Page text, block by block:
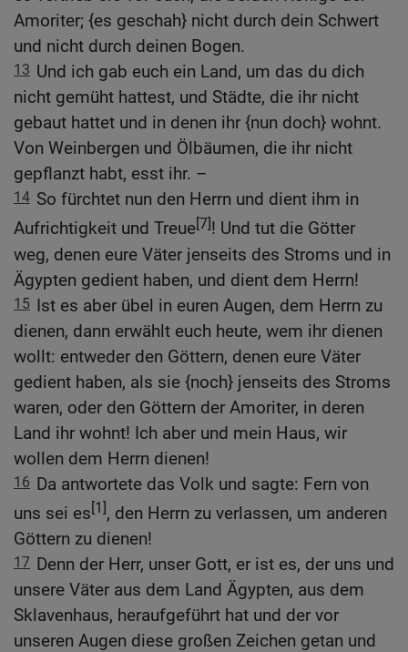
Amoriter; {es geschah} nicht durch dein Schwert
und nicht durch deinen Bogen.
13 Und ich gab euch ein Land, um das du dich
nicht gemüht hattest, und Städte, die ihr nicht
gebaut hattet und in denen ihr {nun doch} wohnt.
Von Weinbergen und Ölbäumen, die ihr nicht
gepflanzt habt, esst ihr. –
14 So fürchtet nun den Herrn und dient ihm in
Aufrichtigkeit und Treue[7]! Und tut die Götter
weg, denen eure Väter jenseits des Stroms und in
Ägypten gedient haben, und dient dem Herrn!
15 Ist es aber übel in euren Augen, dem Herrn zu
dienen, dann erwählt euch heute, wem ihr dienen
wollt: entweder den Göttern, denen eure Väter
gedient haben, als sie {noch} jenseits des Stroms
waren, oder den Göttern der Amoriter, in deren
Land ihr wohnt! Ich aber und mein Haus, wir
wollen dem Herrn dienen!
16 Da antwortete das Volk und sagte: Fern von
uns sei es[1], den Herrn zu verlassen, um anderen
Göttern zu dienen!
17 Denn der Herr, unser Gott, er ist es, der uns und
unsere Väter aus dem Land Ägypten, aus dem
Sklavenhaus, heraufgeführt hat und der vor
unseren Augen diese großen Zeichen getan und